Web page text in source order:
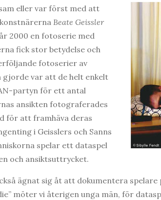
eller var först med att
Beate Geissler
2000 en fotoserie med
fick stor betydelse och
fotoserier av
gjorde var att de helt enkelt
partyn för ett antal
ansikten fotograferades
för att framhäva deras
i Geisslers och Sanns
spelar ett dataspel
och ansiktsuttrycket.
ägnat sig åt att dokumentera spelare
möter vi återigen unga män, för